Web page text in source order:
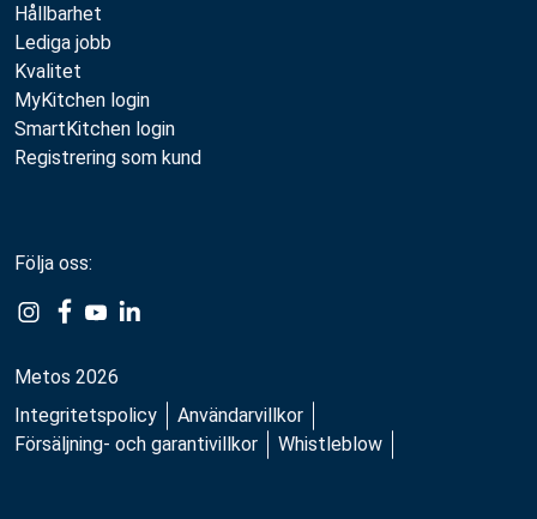
Hållbarhet
Lediga jobb
Kvalitet
MyKitchen login
SmartKitchen login
Registrering som kund
Metos 2026
Integritetspolicy
Användarvillkor
Försäljning- och garantivillkor
Whistleblow
Följa oss: